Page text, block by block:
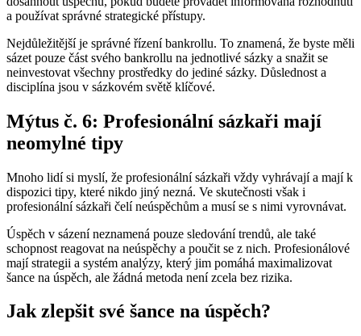
a používat správné strategické přístupy.
Nejdůležitější je správné řízení bankrollu. To znamená, že byste měli
sázet pouze část svého bankrollu na jednotlivé sázky a snažit se
neinvestovat všechny prostředky do jediné sázky. Důslednost a
disciplína jsou v sázkovém světě klíčové.
Mýtus č. 6: Profesionální sázkaři mají
neomylné tipy
Mnoho lidí si myslí, že profesionální sázkaři vždy vyhrávají a mají k
dispozici tipy, které nikdo jiný nezná. Ve skutečnosti však i
profesionální sázkaři čelí neúspěchům a musí se s nimi vyrovnávat.
Úspěch v sázení neznamená pouze sledování trendů, ale také
schopnost reagovat na neúspěchy a poučit se z nich. Profesionálové
mají strategii a systém analýzy, který jim pomáhá maximalizovat
šance na úspěch, ale žádná metoda není zcela bez rizika.
Jak zlepšit své šance na úspěch?